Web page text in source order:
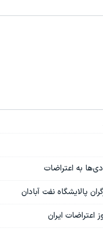
به اعتراضات
پالایشگاه نفت آبادان
ایران